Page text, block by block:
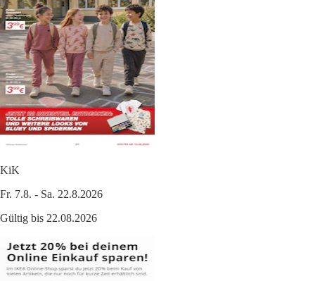
KiK
Fr. 7.8. - Sa. 22.8.2026
Gültig bis 22.08.2026